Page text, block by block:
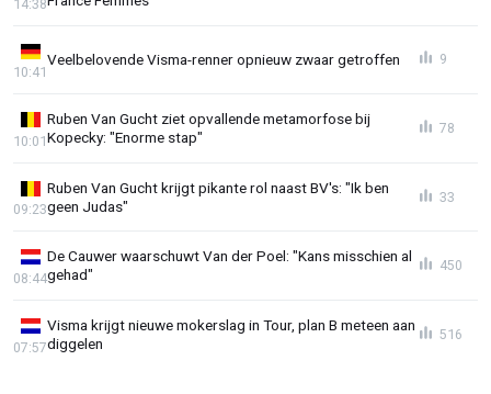
14:38
Veelbelovende Visma-renner opnieuw zwaar getroffen
10:41
9
Ruben Van Gucht ziet opvallende metamorfose bij
Kopecky: "Enorme stap"
10:01
78
Ruben Van Gucht krijgt pikante rol naast BV's: "Ik ben
geen Judas"
09:23
33
De Cauwer waarschuwt Van der Poel: "Kans misschien al
gehad"
08:44
450
Visma krijgt nieuwe mokerslag in Tour, plan B meteen aan
diggelen
07:57
516